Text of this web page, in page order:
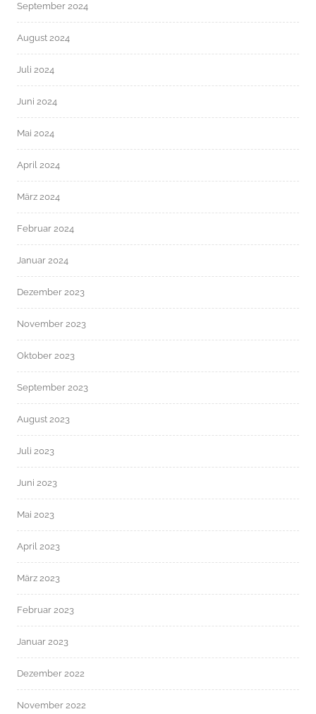
September 2024
August 2024
Juli 2024
Juni 2024
Mai 2024
April 2024
März 2024
Februar 2024
Januar 2024
Dezember 2023
November 2023
Oktober 2023
September 2023
August 2023
Juli 2023
Juni 2023
Mai 2023
April 2023
März 2023
Februar 2023
Januar 2023
Dezember 2022
November 2022